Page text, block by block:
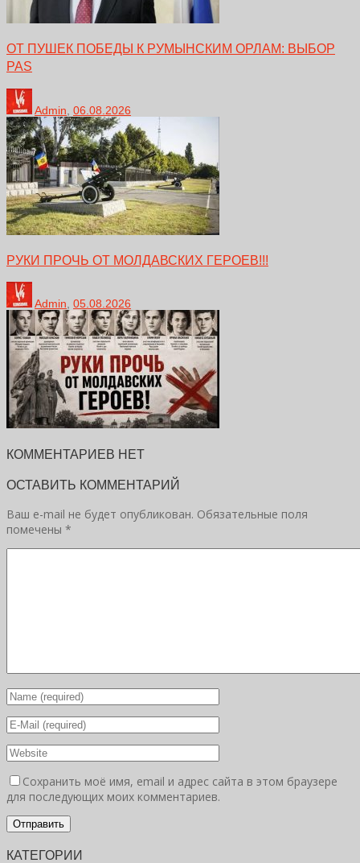
ОТ ПУШЕК ПОБЕДЫ К РУМЫНСКИМ ОРЛАМ: ВЫБОР
PAS
Admin 06.08.2026
РУКИ ПРОЧЬ ОТ МОЛДАВСКИХ ГЕРОЕВ!!!
Admin, 05.08.2026
КОММЕНТАРИЕВ НЕТ
ОСТАВИТЬ КОММЕНТАРИЙ
Ваш e-mail не будет опубликован. Обязательные поля
помечены *
Сохранить моё имя, email и адрес сайта в этом браузере
для последующих моих комментариев.
КАТЕГОРИИ